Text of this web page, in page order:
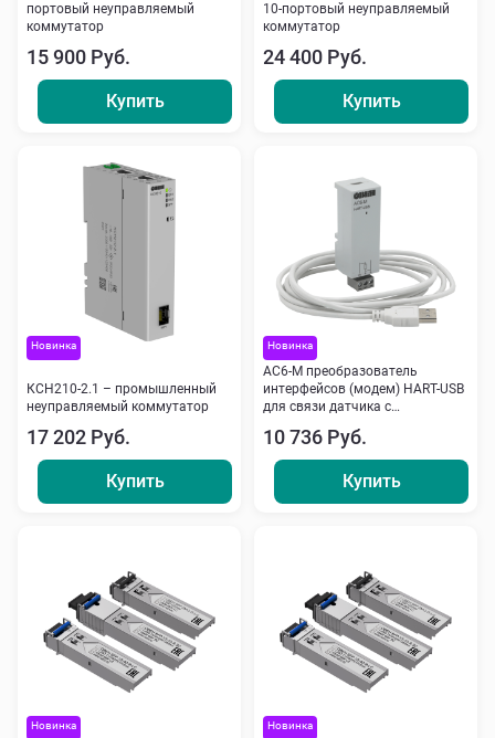
портовый неуправляемый
коммутатор
15 900 Руб.
Купить
10-портовый неуправляемый
коммутатор
24 400 Руб.
Купить
Новинка
КСН210-2.1 – промышленный
неуправляемый коммутатор
17 202 Руб.
Купить
Новинка
АС6-М преобразователь
интерфейсов (модем) HART-USB
для связи датчика с
10 736 Руб.
Купить
Новинка Новинка